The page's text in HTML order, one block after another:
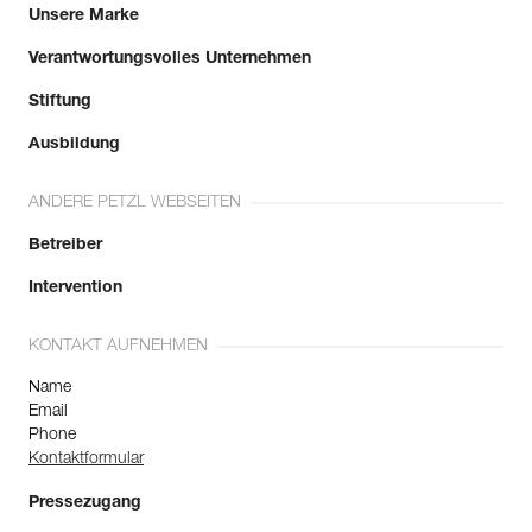
Unsere Marke
Verantwortungsvolles Unternehmen
Stiftung
Ausbildung
ANDERE PETZL WEBSEITEN
Betreiber
Intervention
KONTAKT AUFNEHMEN
Name
Email
Phone
Kontaktformular
Pressezugang